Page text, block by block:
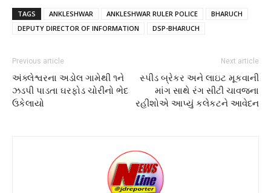
TAGS ANKLESHWAR ANKLESHWAR RULER POLICE
BHARUCH
DEPUTY DIRECTOR OF INFORMATION
DSP-BHARUCH
Previous article
અંક્લેશ્વરના અડોલ ગામેથી ૧ને
ઝડપી પાડતા ઘરફોડ ચોરીનો ભેદ
ઉકેલાયો
Next article
સ્પીડ બ્રેકર અને લાઇટ મૂકવાની
માંગ સાથે રંગ સીટી ચાવજના
રહીશોએ આપ્યું કલેકટને આવેદન